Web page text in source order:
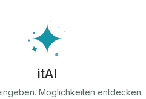
itAI
Möglichkeiten entdecken.